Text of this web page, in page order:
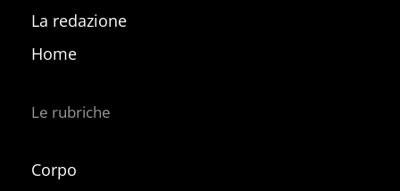
La redazione
Home
Le rubriche
Corpo